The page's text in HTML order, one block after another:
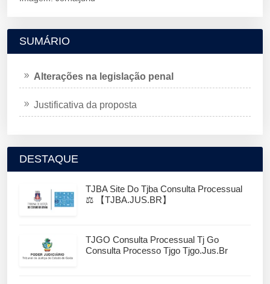
SUMÁRIO
Alterações na legislação penal
Justificativa da proposta
DESTAQUE
TJBA Site Do Tjba Consulta Processual
⚖️ 【TJBA.JUS.BR】
TJGO Consulta Processual Tj Go
Consulta Processo Tjgo Tjgo.jus.br